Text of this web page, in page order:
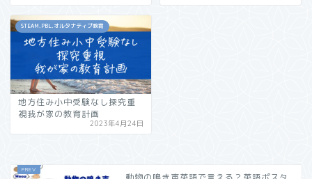
STEAM.PBL.オルタナティブ教育
地方住み小中受験なし探究重
視我が家の教育計画
2023年4月24日